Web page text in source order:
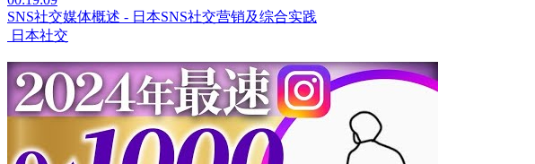
SNS社交媒体概述 - 日本SNS社交营销及综合实践
日本社交